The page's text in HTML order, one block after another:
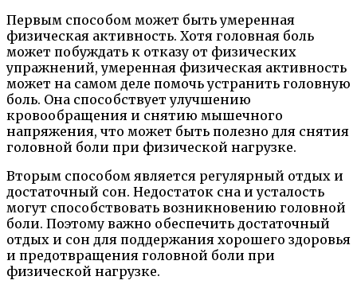
Первым способом может быть умеренная
физическая активность. Хотя головная боль
может побуждать к отказу от физических
упражнений, умеренная физическая активность
может на самом деле помочь устранить головную
боль. Она способствует улучшению
кровообращения и снятию мышечного
напряжения, что может быть полезно для снятия
головной боли при физической нагрузке.
Вторым способом является регулярный отдых и
достаточный сон. Недостаток сна и усталость
могут способствовать возникновению головной
боли. Поэтому важно обеспечить достаточный
отдых и сон для поддержания хорошего здоровья
и предотвращения головной боли при
физической нагрузке.